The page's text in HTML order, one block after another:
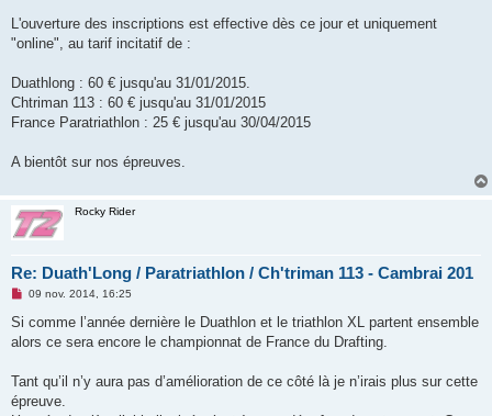
L'ouverture des inscriptions est effective dès ce jour et uniquement
"online", au tarif incitatif de :
Duathlong : 60 € jusqu'au 31/01/2015.
Chtriman 113 : 60 € jusqu'au 31/01/2015
France Paratriathlon : 25 € jusqu'au 30/04/2015
A bientôt sur nos épreuves.
Rocky Rider
Re: Duath'Long / Paratriathlon / Ch'triman 113 - Cambrai 201
M
a
n
o
09 nov. 2014, 16:25
Si comme l’année dernière le Duathlon et le triathlon XL partent ensemble
alors ce sera encore le championnat de France du Drafting.
Tant qu’il n’y aura pas d’amélioration de ce côté là je n’irais plus sur cette
épreuve.